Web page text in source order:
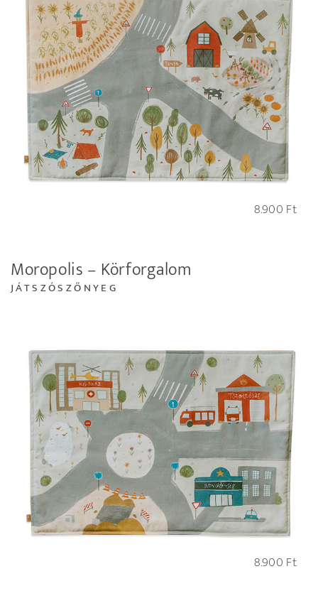
8.900 Ft
Moropolis – Körforgalom
JÁTSZÓSZŐNYEG
8.900 Ft